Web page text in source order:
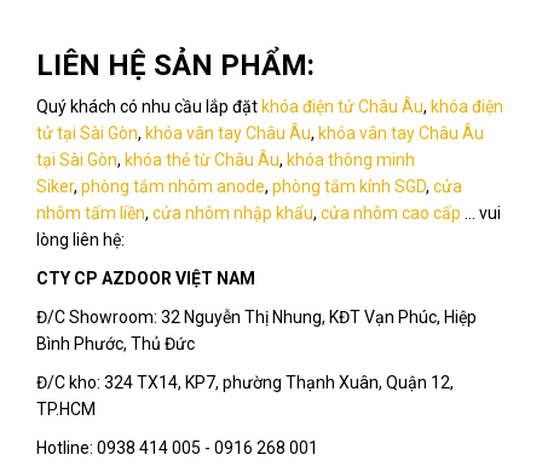
LIÊN HỆ SẢN PHẨM:
Quý khách có nhu cầu lắp đặt khóa điện tử Châu Âu, khóa điện
tử tại Sài Gòn, khóa vân tay Châu Âu, khóa vân tay Châu Âu
tại Sài Gòn, khóa thẻ từ Châu Âu, khóa thông minh
Siker, phòng tắm nhôm anode, phòng tắm kính SGD, cửa
nhôm tấm liền, cửa nhôm nhập khẩu, cửa nhôm cao cấp ... vui
lòng liên hệ:
CTY CP AZDOOR VIỆT NAM
Đ/C Showroom: 32 Nguyễn Thị Nhung, KĐT Vạn Phúc, Hiệp
Bình Phước, Thủ Đức
Đ/C kho: 324 TX14, KP7, phường Thạnh Xuân, Quận 12,
TP.HCM
Hotline: 0938 414 005 - 0916 268 001